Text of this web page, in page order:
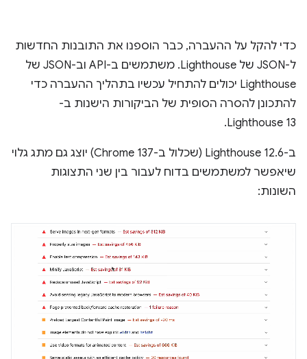
כדי להקל על ההעברה, כבר הוספנו את התובנות החדשות
ל-JSON של Lighthouse. משתמשים ב-API וב-JSON של
Lighthouse יכולים להתחיל עכשיו בתהליך ההעברה כדי
להתכונן להסרה הסופית של הביקורות הישנות ב-
Lighthouse 13.
ב-Lighthouse 12.6 (שכלול ב-Chrome 137) יוצג גם מתג גלוי
שיאפשר למשתמשים בדוח לעבור בין שני התצוגות
השונות: